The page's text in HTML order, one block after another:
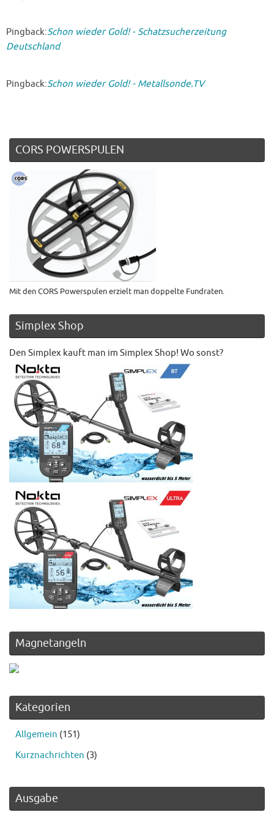
Pingback:Schon wieder Gold! - Schatzsucherzeitung
Deutschland
Pingback:Schon wieder Gold! - Metallsonde.TV
CORS POWERSPULEN
Mit den CORS Powerspulen erzielt man doppelte Fundraten.
Simplex Shop
Den Simplex kauft man im Simplex Shop! Wo sonst?
Magnetangeln
Kategorien
Allgemein (151)
Kurznachrichten (3)
Ausgabe